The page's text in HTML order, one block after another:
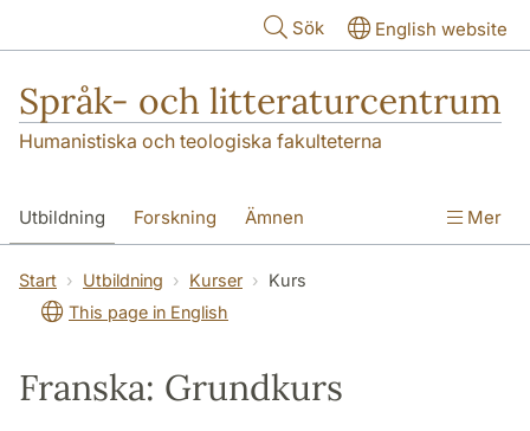
Sök English website
Språk- och litteraturcentrum
Humanistiska och teologiska fakulteterna
Utbildning Forskning Ämnen
SOL-husen Kontakt Institutionen
översättning till svenska
Mer
Start Utbildning Kurser
Kurs
This page in English
Franska: Grundkurs